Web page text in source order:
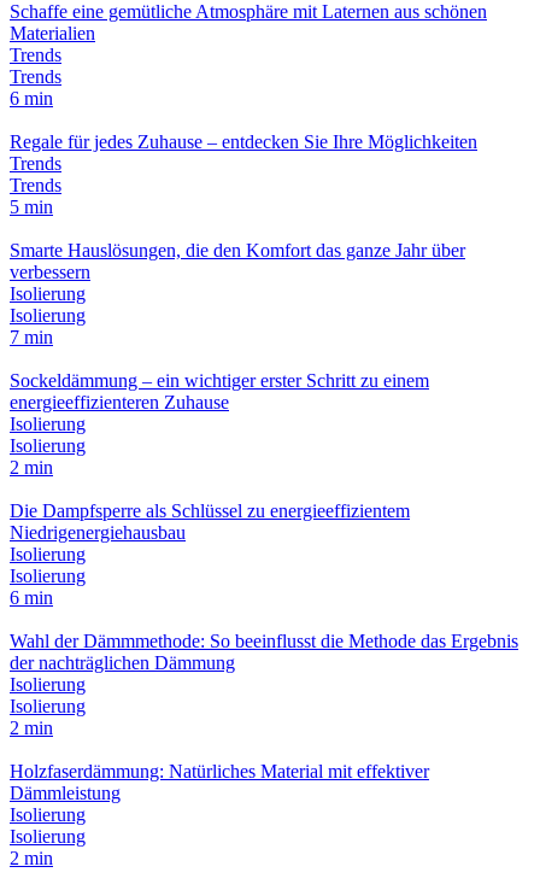
Schaffe eine gemütliche Atmosphäre mit Laternen aus schönen
Materialien
Trends
Trends
6 min
Regale für jedes Zuhause – entdecken Sie Ihre Möglichkeiten
Trends
Trends
5 min
Smarte Hauslösungen, die den Komfort das ganze Jahr über
verbessern
Isolierung
Isolierung
7 min
Sockeldämmung – ein wichtiger erster Schritt zu einem
energieeffizienteren Zuhause
Isolierung
Isolierung
2 min
Die Dampfsperre als Schlüssel zu energieeffizientem
Niedrigenergiehausbau
Isolierung
Isolierung
6 min
Wahl der Dämmmethode: So beeinflusst die Methode das Ergebnis
der nachträglichen Dämmung
Isolierung
Isolierung
2 min
Holzfaserdämmung: Natürliches Material mit effektiver
Dämmleistung
Isolierung
Isolierung
2 min